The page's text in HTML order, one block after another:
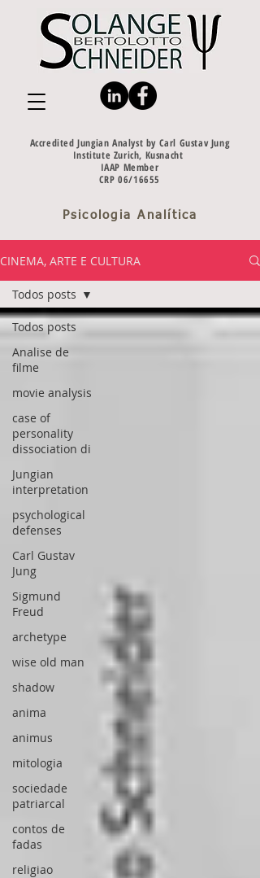
Accredited Jungian Analyst by Carl Gustav Jung
Institute Zurich, Kusnacht
IAAP Member
CRP 06/16655
Psicologia Analítica
CINEMA, ARTE E CULTURA
Todos posts
Analise de
filme
movie analysis
case of
personality
dissociation di
Jungian
interpretation
psychological
defenses
Carl Gustav
Jung
Sigmund
Freud
archetype
wise old man
shadow
anima
animus
mitologia
sociedade
patriarcal
contos de
fadas
religiao
Todos posts